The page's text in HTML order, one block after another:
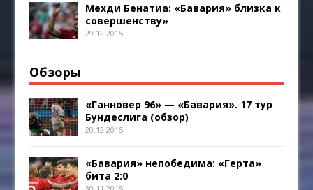
Мехди Бенатиа: «Бавария» близка к
совершенству»
29.12.2015
Обзоры
«Ганновер 96» — «Бавария». 17 тур
Бундеслига (обзор)
20.12.2015
«Бавария» непобедима: «Герта»
бита 2:0